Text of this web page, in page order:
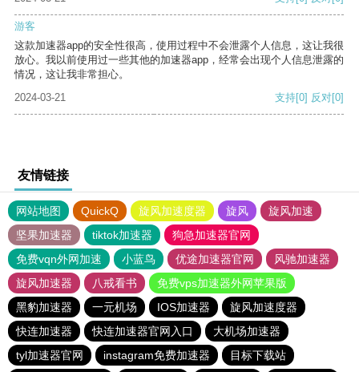
游客
这款加速器app的安全性很高，使用过程中不会泄露个人信息，这让我很
放心。我以前使用过一些其他的加速器app，经常会出现个人信息泄露的
情况，这让我非常担心。
2024-03-21
支持[0] 反对[0]
友情链接
网站地图 QuickQ 旋风加速度器 旋风
旋风加速
坚果加速器
tiktok加速器
狗急加速器官网
免费vqn外网加速
小蓝鸟 优途加速器官网
风驰加速器
旋风加速器
八戒看书
免费vps加速器外网苹果版
黑豹加速器
一元机场 IOS加速器
旋风加速度器
快连加速器
快连加速器官网入口
大机场加速器
tyl加速器官网
instagram免费加速器
目标下载站